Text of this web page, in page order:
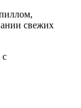
свежих
с